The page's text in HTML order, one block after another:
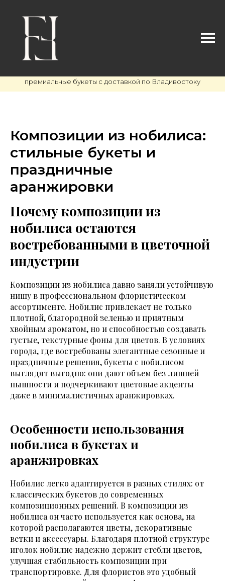
премиальные букеты с доставкой по Владивостоку
Композиции из нобилиса:
стильные букеты и
праздничные
аранжировки
Почему композиции из
нобилиса остаются
востребованными в цветочной
индустрии
Композиции из нобилиса давно заняли устойчивую
нишу в профессиональном флористическом
ассортименте. Нобилис привлекает не только
плотной, благородной зеленью и приятным
хвойным ароматом, но и способностью создавать
густые, текстурные фоны для цветов. В условиях
города, где востребованы элегантные сезонные и
праздничные решения, букеты с нобилисом
выглядят выгодно: они дают объем без лишней
пышности и подчеркивают цветовые акценты
даже в минималистичных аранжировках.
Особенности использования
нобилиса в букетах и
аранжировках
Нобилис легко адаптируется в разных стилях: от
классических букетов до современных
композиционных решений. В композиции из
нобилиса он часто используется как основа, на
которой располагаются цветы, декоративные
ветки и аксессуары. Благодаря плотной структуре
иголок нобилис надежно держит стебли цветов,
улучшая стабильность композиции при
транспортировке. Для флористов это удобный